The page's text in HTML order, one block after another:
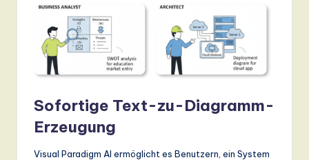
Sofortige Text-zu-Diagramm-
Erzeugung
Visual Paradigm AI ermöglicht es Benutzern, ein System